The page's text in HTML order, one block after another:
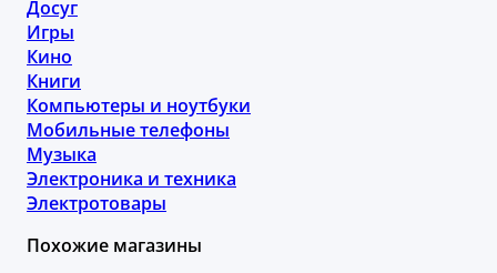
Досуг
Игры
Кино
Книги
Компьютеры и ноутбуки
Мобильные телефоны
Музыка
Электроника и техника
Электротовары
Похожие магазины